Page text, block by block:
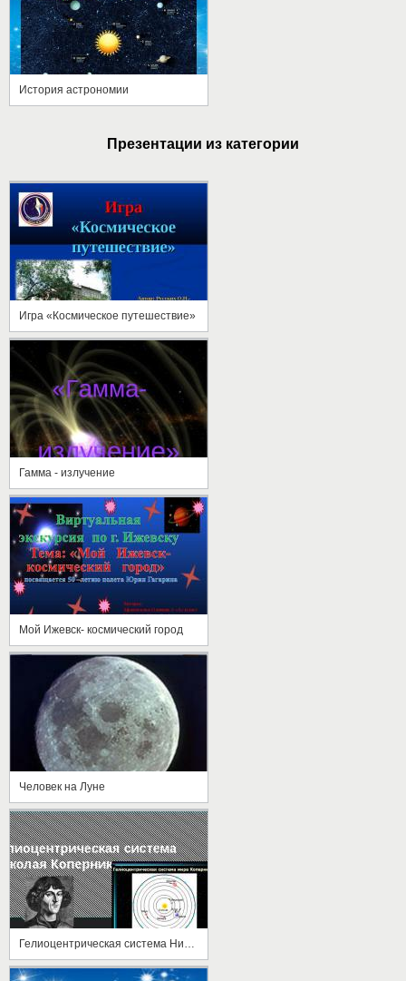
История астрономии
Презентации из категории
Игра «Космическое путешествие»
Гамма - излучение
Мой Ижевск- космический город
Человек на Луне